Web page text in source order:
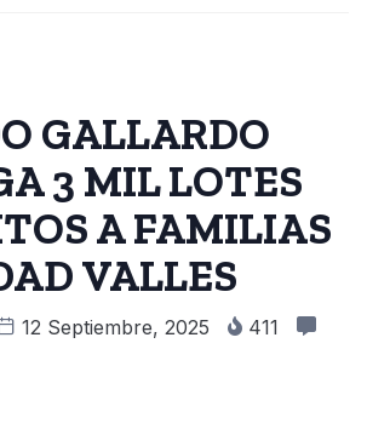
GALLARDO
3 MIL LOTES
A FAMILIAS
VALLES
12 Septiembre, 2025
411